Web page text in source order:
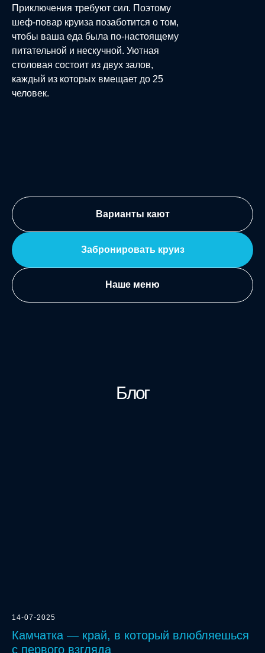
Приключения требуют сил. Поэтому
шеф-повар круиза позаботится о том,
чтобы ваша еда была по-настоящему
питательной и нескучной. Уютная
столовая состоит из двух залов,
каждый из которых вмещает до 25
человек.
Варианты кают
Забронировать круиз
Наше меню
Блог
14-07-2025
Камчатка — край, в который влюбляешься
с первого взгляда